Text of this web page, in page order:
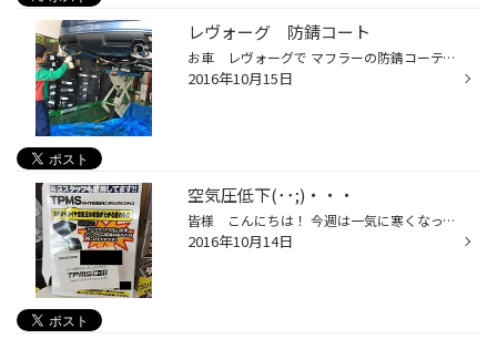
レヴォーグ 防錆コート
お車 レヴォーグで マフラーの防錆コーティング施工致しました。 ホームページをご覧頂いてご来店下さいました。 ご興味を持って頂いたようで嬉しい限りです。 ありがとうございました！ 特に新車のお客様にはオススメの作業になります。 今回施工させて頂いたお客様も新車でしたが、 もうすでに錆...
2016年10月15日
空気圧低下(･･;)・・・
皆様 こんにちは！ 今週は一気に寒くなって皆様、風邪などひいていないですか？ 衣替えは済みましたか？ 私は、毛布の用意完了しましたが 朝、寒くて布団から出られないです。 涼しいのは好きですが、寒いのは嫌いです。 出勤時に車に乗り込み、毎日恒例のｗ空気圧センサーを確認したら 黄色が点灯...
2016年10月14日